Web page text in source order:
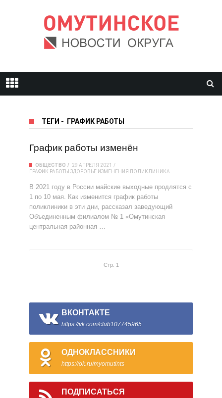
ТЕГИ - ГРАФИК РАБОТЫ
График работы изменён
ОБЩЕСТВО
29 АПРЕЛЯ 2021
ГРАФИК РАБОТЫ ЗДОРОВЬЕ ИЗМЕНЕНИЯ ПОЛИКЛИНИКА
В 2021 году в России майские выходные продлятся с
1 по 10 мая. Как изменится график работы
поликлиники в эти дни, рассказал заведующий
Объединенным филиалом № 1 «Омутинская
центральная районная …
Стр. 1
ВКОНТАКТЕ
https://vk.com/club107745965
ОДНОКЛАССНИКИ
https://ok.ru/myomutints
ПОДПИСАТЬСЯ